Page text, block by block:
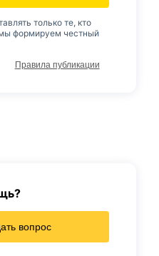
только те, кто
формируем честный
Правила публикации
вопрос